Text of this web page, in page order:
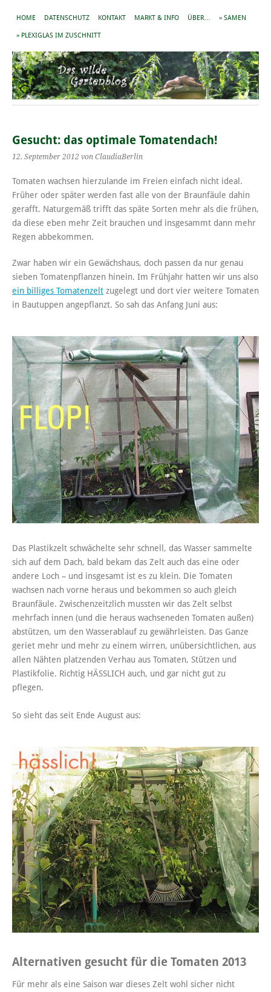
HOME DATENSCHUTZ KONTAKT MARKT & INFO ÜBER… » SAMEN
» PLEXIGLAS IM ZUSCHNITT
Gesucht: das optimale Tomatendach!
12. September 2012 von ClaudiaBerlin
Tomaten wachsen hierzulande im Freien einfach nicht ideal.
Früher oder später werden fast alle von der Braunfäule dahin
gerafft. Naturgemäß trifft das späte Sorten mehr als die frühen,
da diese eben mehr Zeit brauchen und insgesammt dann mehr
Regen abbekommen.
Zwar haben wir ein Gewächshaus, doch passen da nur genau
sieben Tomatenpflanzen hinein. Im Frühjahr hatten wir uns also
ein billiges Tomatenzelt zugelegt und dort vier weitere Tomaten
in Bautuppen angepflanzt. So sah das Anfang Juni aus:
Das Plastikzelt schwächelte sehr schnell, das Wasser sammelte
sich auf dem Dach, bald bekam das Zelt auch das eine oder
andere Loch – und insgesamt ist es zu klein. Die Tomaten
wachsen nach vorne heraus und bekommen so auch gleich
Braunfäule. Zwischenzeitzlich mussten wir das Zelt selbst
mehrfach innen (und die heraus wachseneden Tomaten außen)
abstützen, um den Wasserablauf zu gewährleisten. Das Ganze
geriet mehr und mehr zu einem wirren, unübersichtlichen, aus
allen Nähten platzenden Verhau aus Tomaten, Stützen und
Plastikfolie. Richtig HÄSSLICH auch, und gar nicht gut zu
pflegen.
So sieht das seit Ende August aus:
Alternativen gesucht für die Tomaten 2013
Für mehr als eine Saison war dieses Zelt wohl sicher nicht